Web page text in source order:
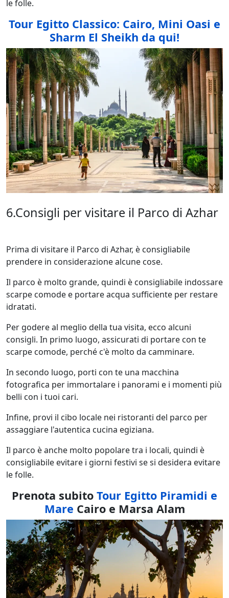
le folle.
Tour Egitto Classico: Cairo, Mini Oasi e
Sharm El Sheikh da qui!
6.Consigli per visitare il Parco di Azhar
Prima di visitare il Parco di Azhar, è consigliabile
prendere in considerazione alcune cose.
Il parco è molto grande, quindi è consigliabile indossare
scarpe comode e portare acqua sufficiente per restare
idratati.
Per godere al meglio della tua visita, ecco alcuni
consigli. In primo luogo, assicurati di portare con te
scarpe comode, perché c'è molto da camminare.
In secondo luogo, porti con te una macchina
fotografica per immortalare i panorami e i momenti più
belli con i tuoi cari.
Infine, provi il cibo locale nei ristoranti del parco per
assaggiare l'autentica cucina egiziana.
Il parco è anche molto popolare tra i locali, quindi è
consigliabile evitare i giorni festivi se si desidera evitare
le folle.
Prenota subito Tour Egitto Piramidi e
Mare Cairo e Marsa Alam